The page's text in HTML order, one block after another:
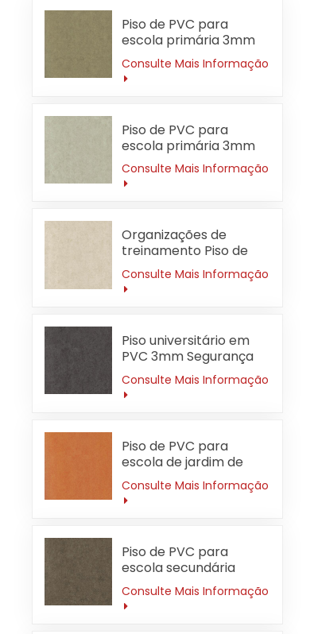
Piso de PVC para
escola primária 3mm
sem formaldeído
Consulte Mais Informação
Piso de PVC para
escola primária 3mm
resistente a ácidos e
álcalis
Consulte Mais Informação
Organizações de
treinamento Piso de
PVC 3mm
Antibacteriano
Consulte Mais Informação
Piso universitário em
PVC 3mm Segurança
Consulte Mais Informação
Piso de PVC para
escola de jardim de
infância 3mm laranja à
prova de fogo
Consulte Mais Informação
Piso de PVC para
escola secundária
3mm resistente ao
desgaste
Consulte Mais Informação